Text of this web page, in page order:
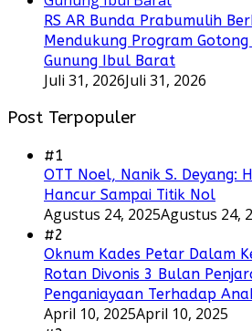
RS AR Bunda Prabumulih
Mendukung Program
Gunung Ibul Barat
Juli 31, 2026Juli 31, 2026
Post Terpopuler
#1
OTT Noel, Nanik S. Deyang:
Hancur Sampai Titik Nol
Agustus 24, 2025Agustus 24,
#2
Oknum Kades Petar Dalam
Rotan Divonis 3 Bulan
Penganiayaan Terhadap
April 10, 2025April 10, 2025